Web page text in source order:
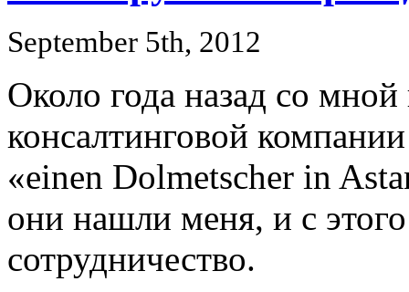
September 5th, 2012
Около года назад со
консалтинговой
«einen Dolmetscher in
они нашли меня, и с
сотрудничество.